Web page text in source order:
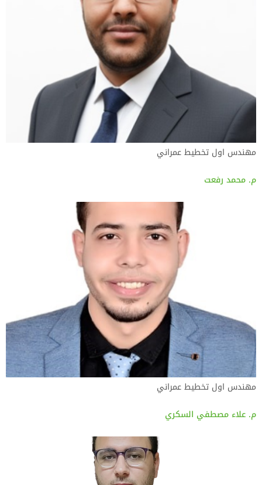
مهندس اول تخطيط عمراني
م. محمد رفعت
مهندس اول تخطيط عمراني
م. علاء مصطفي السكري